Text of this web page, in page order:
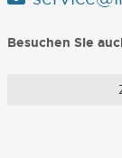
Besuchen Sie